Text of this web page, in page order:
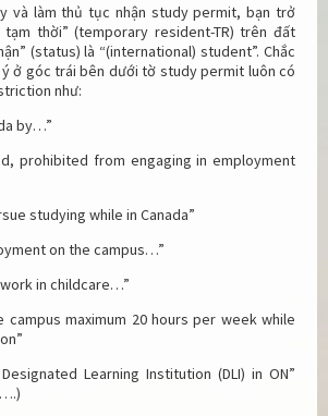
và làm thủ tục nhận study permit, bạn trở
thời” (temporary resident-TR) trên đất
(status) là “(international) student”. Chắc
ý ở góc trái bên dưới tờ study permit luôn có
như:
by…”
prohibited from engaging in employment
studying while in Canada”
on the campus…”
in childcare…”
campus maximum 20 hours per week while
Learning Institution (DLI) in ON”